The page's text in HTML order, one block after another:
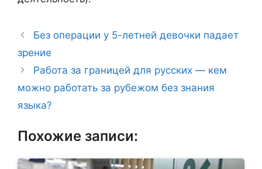
Без операции у 5-летней девочки падает
зрение
Работа за границей для русских — кем
можно работать за рубежом без знания
языка?
Похожие записи: